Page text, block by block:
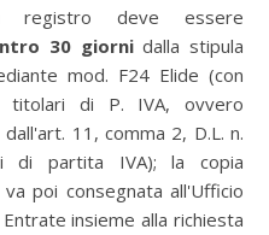
registro deve essere
30 giornidalla stipula
mod. F24 Elide (con
titolari di P. IVA, ovvero
11, comma 2, D.L. n.
partita IVA); la copia
poi consegnata all'Ufficio
insieme alla richiesta